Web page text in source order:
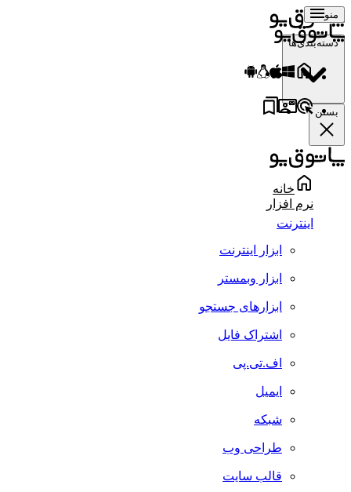
منو
دسته‌بندی‌ها
بستن
خانه
نرم افزار
اینترنت
ابزار اینترنت
ابزار وبمستر
ابزارهای جستجو
اشتراک فایل
اف.تی.پی
ایمیل
شبکه
طراحی وب
قالب سایت